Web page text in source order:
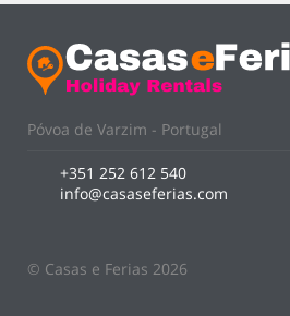
Póvoa de Varzim - Portugal
+351 252 612 540
info@casaseferias.com
© Casas e Ferias 2026